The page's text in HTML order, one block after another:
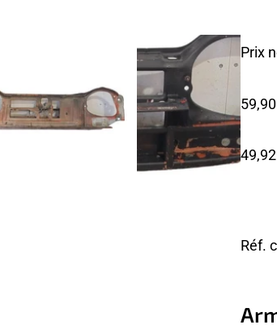
Prix
Réf.